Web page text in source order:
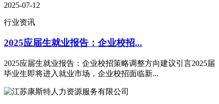
2025-07-12
行业资讯
2025应届生就业报告：企业校招...
2025应届生就业报告：企业校招策略调整方向建议引言2025届
毕业生即将进入就业市场，企业校招面临新...